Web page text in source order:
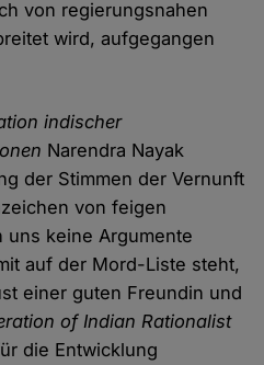
von regierungsnahen
wird, aufgegangen
indischer
Narendra Nayak
der Stimmen der Vernunft
von feigen
uns keine Argumente
auf der Mord-Liste steht,
einer guten Freundin und
of Indian Rationalist
die Entwicklung